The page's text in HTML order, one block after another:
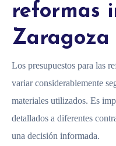
reformas
Zaragoza
Los presupuestos para las
variar considerablemente
materiales utilizados. Es
detallados a diferentes
una decisión informada.